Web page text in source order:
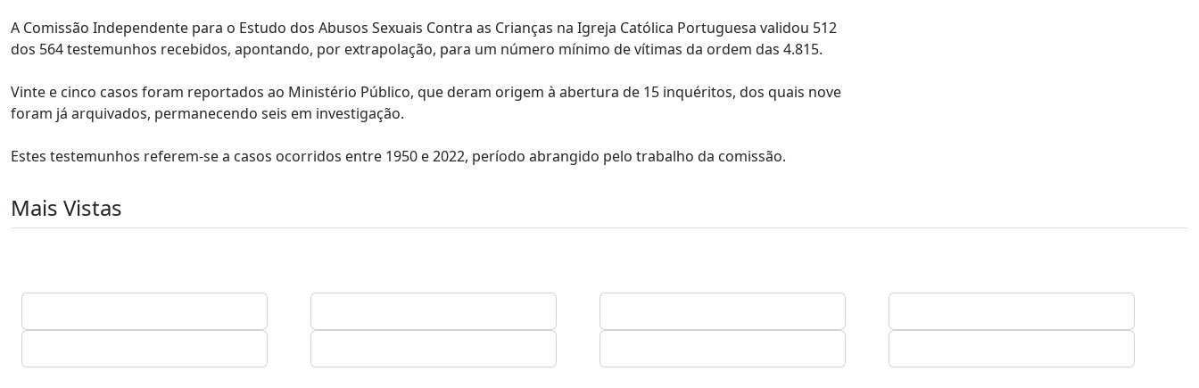
A Comissão Independente para o Estudo dos Abusos Sexuais Contra as Crianças na Igreja Católica Portuguesa validou 512
dos 564 testemunhos recebidos, apontando, por extrapolação, para um número mínimo de vítimas da ordem das 4.815.
Vinte e cinco casos foram reportados ao Ministério Público, que deram origem à abertura de 15 inquéritos, dos quais nove
foram já arquivados, permanecendo seis em investigação.
Estes testemunhos referem-se a casos ocorridos entre 1950 e 2022, período abrangido pelo trabalho da comissão.
Mais Vistas